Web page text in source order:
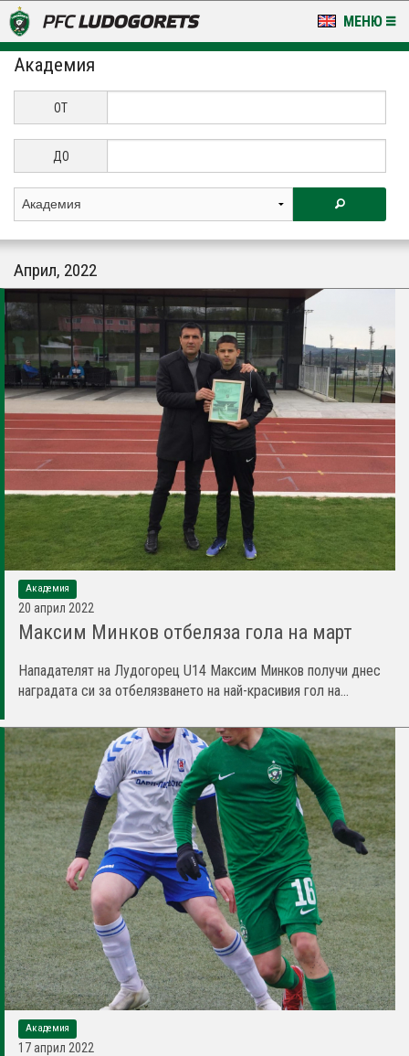
МЕНЮ
НОВИНИ & ГАЛЕРИИ
LUDOGORETS TV
СТАДИОН & БАЗИ
ЗА ФЕНОВЕ
Академия
ОТ
ДО
Април, 2022
Академия
20 април 2022
Максим Минков отбеляза гола на март
Нападателят на Лудогорец U14 Максим Минков получи днес
наградата си за отбелязването на най-красивия гол на...
Академия
17 април 2022